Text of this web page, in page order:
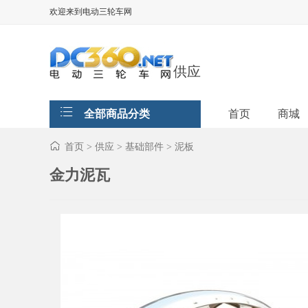
欢迎来到电动三轮车网
供应
全部商品分类 首页 商城
首页 > 供应 > 基础部件 > 泥板
金力泥瓦